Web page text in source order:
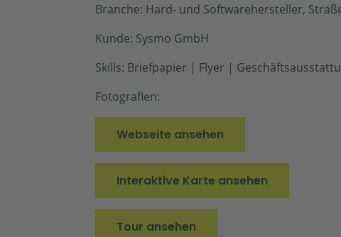
Branche: Hard- und Softwarehersteller,
Kunde: Sysmo GmbH
Skills: Briefpapier | Flyer |
Fotografien:
Webseite ansehen
Interaktive Karte ansehen
Tour ansehen